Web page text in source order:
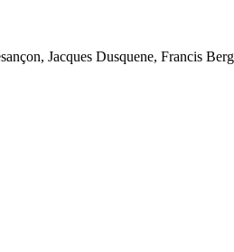
Jacques Dusquene, Francis